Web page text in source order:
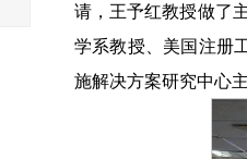
请，王予红教授做了
学系教授、美国注册
施解决方案研究中心